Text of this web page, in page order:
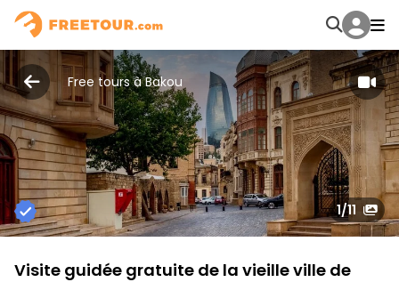
Free tours à Bakou
1/11
Visite guidée gratuite de la vieille ville de